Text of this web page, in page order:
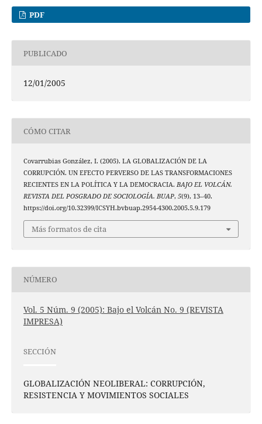
PDF
PUBLICADO
12/01/2005
CÓMO CITAR
Covarrubias González, I. (2005). LA GLOBALIZACIÓN DE LA
CORRUPCIÓN. UN EFECTO PERVERSO DE LAS TRANSFORMACIONES
RECIENTES EN LA POLÍTICA Y LA DEMOCRACIA. BAJO EL VOLCÁN.
REVISTA DEL POSGRADO DE SOCIOLOGÍA. BUAP, 5(9), 13–40.
https://doi.org/10.32399/ICSYH.bvbuap.2954-4300.2005.5.9.179
Más formatos de cita
NÚMERO
Vol. 5 Núm. 9 (2005): Bajo el Volcán No. 9 (REVISTA
IMPRESA)
SECCIÓN
GLOBALIZACIÓN NEOLIBERAL: CORRUPCIÓN,
RESISTENCIA Y MOVIMIENTOS SOCIALES